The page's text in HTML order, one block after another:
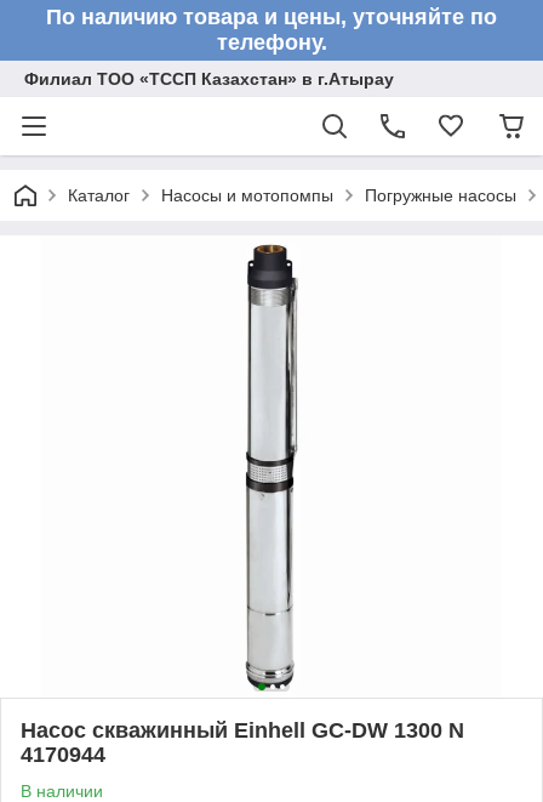
По наличию товара и цены, уточняйте по
телефону.
Филиал ТОО «ТССП Казахстан» в г.Атырау
Каталог Насосы и мотопомпы Погружные насосы
Насос скважинный Einhell GC-DW 1300 N
4170944
В наличии